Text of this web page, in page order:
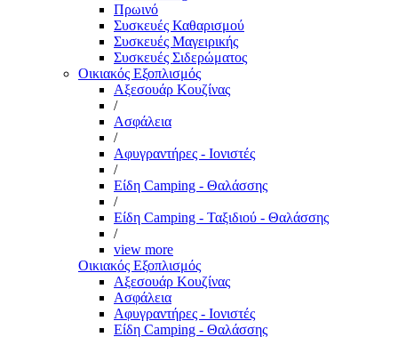
Πρωινό
Συσκευές Καθαρισμού
Συσκευές Μαγειρικής
Συσκευές Σιδερώματος
Οικιακός Εξοπλισμός
Αξεσουάρ Κουζίνας
/
Ασφάλεια
/
Αφυγραντήρες - Ιονιστές
/
Είδη Camping - Θαλάσσης
/
Είδη Camping - Ταξιδιού - Θαλάσσης
/
view more
Οικιακός Εξοπλισμός
Αξεσουάρ Κουζίνας
Ασφάλεια
Αφυγραντήρες - Ιονιστές
Είδη Camping - Θαλάσσης